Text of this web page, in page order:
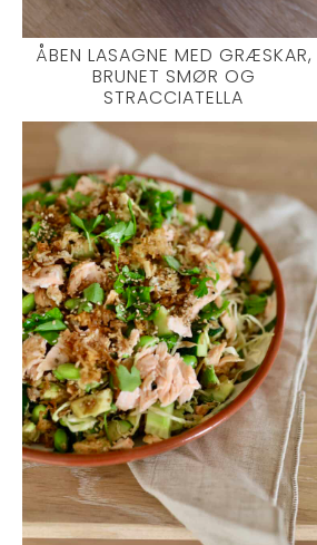
ÅBEN LASAGNE MED GRÆSKAR,
BRUNET SMØR OG
STRACCIATELLA